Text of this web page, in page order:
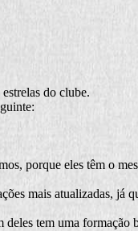
do clube.
porque eles têm o
mais atualizadas, já
tem uma formação